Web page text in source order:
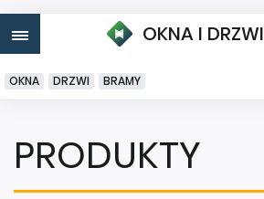
OKNA I DRZWI
OKNA DRZWI BRAMY
PRODUKTY